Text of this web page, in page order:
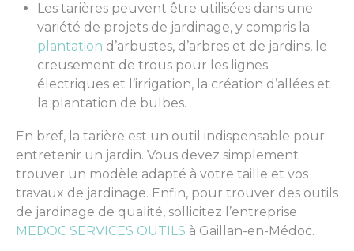
Les tarières peuvent être utilisées dans une
variété de projets de jardinage, y compris la
plantation d’arbustes, d’arbres et de jardins, le
creusement de trous pour les lignes
électriques et l’irrigation, la création d’allées et
la plantation de bulbes.
En bref, la tarière est un outil indispensable pour
entretenir un jardin. Vous devez simplement
trouver un modèle adapté à votre taille et vos
travaux de jardinage. Enfin, pour trouver des outils
de jardinage de qualité, sollicitez l’entreprise
MEDOC SERVICES OUTILS à Gaillan-en-Médoc.